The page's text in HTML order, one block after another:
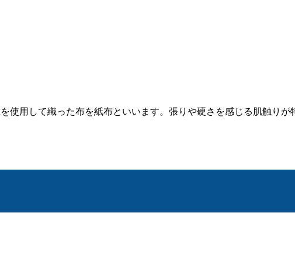
使用して織った布を紙布といいます。張りや硬さを感じる肌触りが